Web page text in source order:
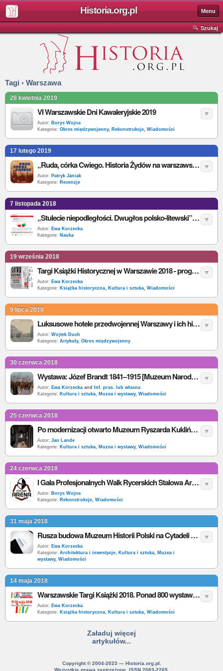
Historia.org.pl Menu
Szukaj
Tagi › Warszawa
28 kwietnia 2019
VI Warszawskie Dni Kawaleryjskie 2019
Autor: Borys Wojna
Kategorie: Okres międzywojenny, Rekonstrukcje, Wiadomości
17 lutego 2019
„Ruda, córka Cwiego. Historia Żydów na warszawskiej Pradze” – A. Dylewski – recenzja
Autor: Patryk Janiak
Kategorie: Recenzje
7 listopada 2018
„Stulecie niepodległości. Dwugłos polsko-litewski” - debata
Autor: Ewa Korzecka
Kategorie: Nauka
19 września 2018
Targi Książki Historycznej w Warszawie 2018 - program, bilety, wystawcy, autorzy
Autor: Ewa Korzecka
Kategorie: Książka historyczna, Kultura i sztuka, Wiadomości
9 lipca 2018
Luksusowe hotele przedwojennej Warszawy i ich historia. W jednym z nich spał Napoleon, a trzy działają nadal
Autor: Wojtek Duch
Kategorie: Artykuły, Okres międzywojenny
30 czerwca 2018
Wystawa: Józef Brandt 1841–1915 [Muzeum Narodowe, Warszawa]
Autor: Ewa Korzecka and
Inf. pras. lub własna
Kategorie: Kultura i sztuka, Muzea i wystawy, Wiadomości
25 czerwca 2018
Po modernizacji otwarto Muzeum Ryszarda Kuklińskiego [Warszawa]
Autor: Jan Lande
Kategorie: Kultura i sztuka, Muzea i wystawy, Wiadomości
24 czerwca 2018
I Gala Profesjonalnych Walk Rycerskich Stalowa Arena
Autor: Borys Wojna
Kategorie: Rekonstrukcje, Wiadomości
31 maja 2018
Rusza budowa Muzeum Historii Polski na Cytadeli Warszawskiej. Zobacz jak będzie wyglądało
Autor: Ewa Korzecka
Kategorie: Architektura i inwestycje, Kultura i sztuka, Muzea i
wystawy, Wiadomości
14 maja 2018
Warszawskie Targi Książki 2018. Ponad 800 wystawców z 32 krajów
Autor: Ewa Korzecka
Kategorie: Książka historyczna, Kultura i sztuka, Wiadomości
Załaduj więcej
artykułów...
Copyright © 2004-2023 — Historia.org.pl.
Wszystkie prawa zastrzeżone. ISSN 2083-2265.